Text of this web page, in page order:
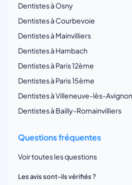
Dentistes à Osny
Dentistes à Courbevoie
Dentistes à Mainvilliers
Dentistes à Hambach
Dentistes à Paris 12ème
Dentistes à Paris 15ème
Dentistes à Villeneuve-lès-Avignon
Dentistes à Bailly-Romainvilliers
Questions fréquentes
Voir toutes les questions
Les avis sont-ils vérifiés ?